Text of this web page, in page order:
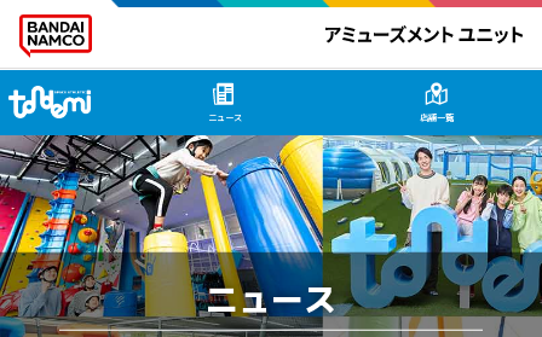
ニュース 店舗一覧
ニュース